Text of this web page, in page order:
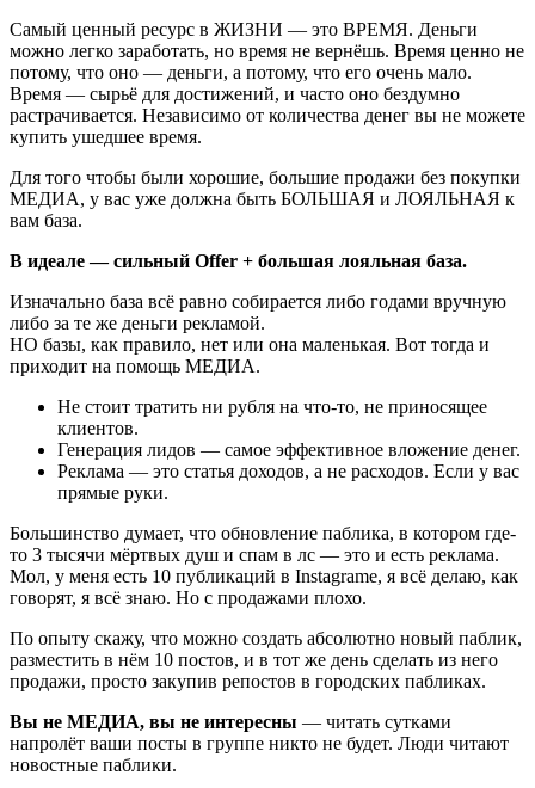
Самый ценный ресурс в ЖИЗНИ — это ВРЕМЯ. Деньги
можно легко заработать, но время не вернёшь. Время ценно не
потому, что оно — деньги, а потому, что его очень мало.
Время — сырьё для достижений, и часто оно бездумно
растрачивается. Независимо от количества денег вы не можете
купить ушедшее время.
Для того чтобы были хорошие, большие продажи без покупки
МЕДИА, у вас уже должна быть БОЛЬШАЯ и ЛОЯЛЬНАЯ к
вам база.
В идеале — сильный Offer + большая лояльная база.
Изначально база всё равно собирается либо годами вручную
либо за те же деньги рекламой.
НО базы, как правило, нет или она маленькая. Вот тогда и
приходит на помощь МЕДИА.
Не стоит тратить ни рубля на что-то, не приносящее
клиентов.
Генерация лидов — самое эффективное вложение денег.
Реклама — это статья доходов, а не расходов. Если у вас
прямые руки.
Большинство думает, что обновление паблика, в котором где-
то 3 тысячи мёртвых душ и спам в лс — это и есть реклама.
Мол, у меня есть 10 публикаций в Instagramе, я всё делаю, как
говорят, я всё знаю. Но с продажами плохо.
По опыту скажу, что можно создать абсолютно новый паблик,
разместить в нём 10 постов, и в тот же день сделать из него
продажи, просто закупив репостов в городских пабликах.
Вы не МЕДИА, вы не интересны — читать сутками
напролёт ваши посты в группе никто не будет. Люди читают
новостные паблики.